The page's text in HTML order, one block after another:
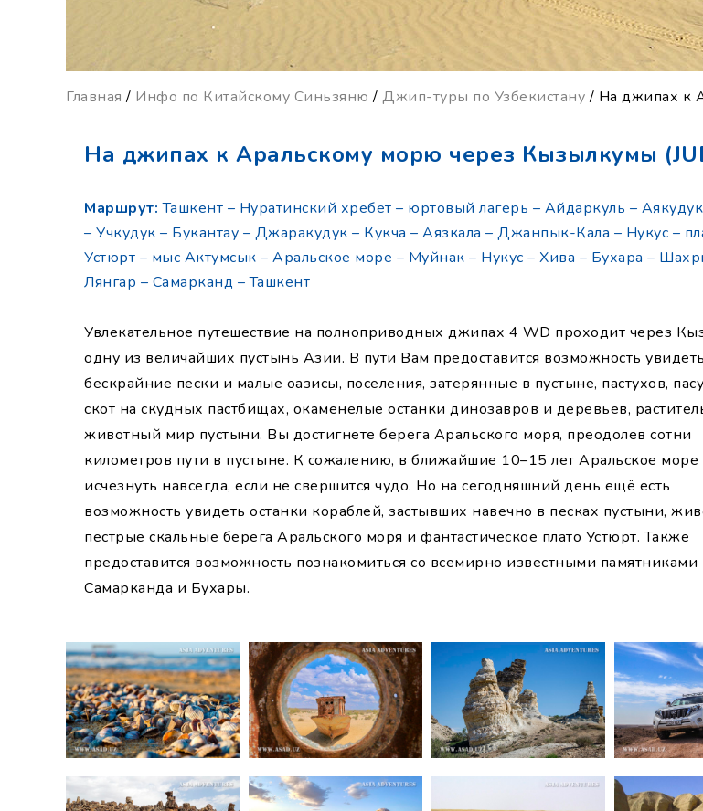
Главная / Инфо по Китайскому Синьзяню / Джип-туры по Узбекистану/ На джипах к
На джипах к Аральскому морю через Кызылкумы
Маршрут: Ташкент – Нуратинский хребет – юртовый лагерь – Айдаркуль –
– Учкудук – Букантау – Джаракудук – Кукча – Аязкала – Джанпык-Кала – Нукус –
Устюрт – мыс Актумсык – Аральское море – Муйнак – Нукус – Хива – Бухара –
Лянгар – Самарканд – Ташкент
Увлекательное путешествие на полноприводных джипах 4 WD проходит через
одну из величайших пустынь Азии. В пути Вам предоставится возможность увидеть
бескрайние пески и малые оазисы, поселения, затерянные в пустыне, пастухов,
скот на скудных пастбищах, окаменелые останки динозавров и деревьев,
животный мир пустыни. Вы достигнете берега Аральского моря, преодолев сотни
километров пути в пустыне. К сожалению, в ближайшие 10–15 лет Аральское
исчезнуть навсегда, если не свершится чудо. Но на сегодняшний день ещё есть
возможность увидеть останки кораблей, застывших навечно в песках пустыни,
пестрые скальные берега Аральского моря и фантастическое плато Устюрт. Также
предоставится возможность познакомиться со всемирно известными памятниками
Самарканда и Бухары.